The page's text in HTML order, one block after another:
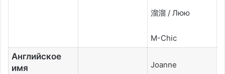
溜溜 / Люю
M-Chic
Английское
имя
Joanne